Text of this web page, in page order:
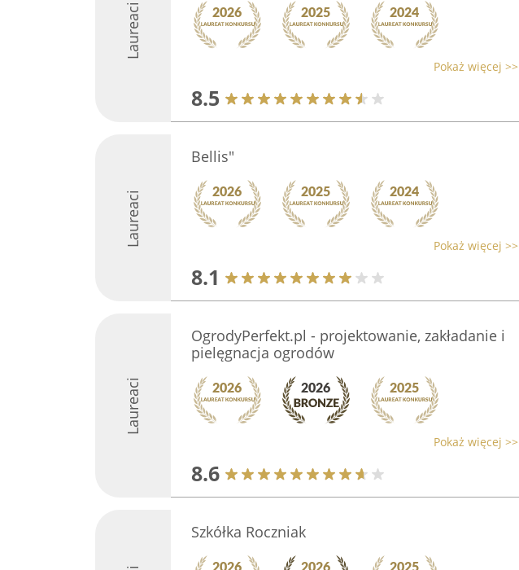
Laureaci
Pokaż więcej >>
8.5
Laureaci
Bellis"
Pokaż więcej >>
8.1
Laureaci
OgrodyPerfekt.pl - projektowanie, zakładanie i
pielęgnacja ogrodów
Pokaż więcej >>
8.6
Szkółka Roczniak